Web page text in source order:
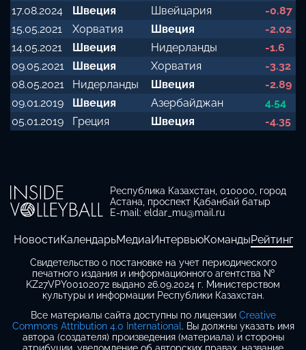
17.08.2024
Швеция Швейцария
-0.87
15.05.2021
Хорватия Швеция
-2.02
14.05.2021
Швеция Нидерланды
-1.6
09.05.2021
Швеция Хорватия
-3.32
08.05.2021
Нидерланды Швеция
-2.89
09.01.2019
Швеция Азербайджан
4.54
05.01.2019
Греция Швеция -4.35
Республика Казахстан, 010000, город
Астана, проспект Қабанбай батыр
E-mail: eldar_mu@mail.ru
НовостиКалендарьМедиаИнтервьюКомандыРейтинг
Свидетельство о постановке на учет периодического
печатного издания и информационного агентства №
KZ27VPY00102072 выдано 26.09.2024 г. Министерством
культуры и информации Республики Казахстан.
Все материалы сайта доступны по лицензии Creative
Commons Attribution 4.0 International. Вы должны указать имя
автора (создателя) произведения (материала) и стороны